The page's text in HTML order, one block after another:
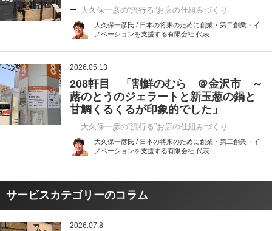
大久保一彦の“流行る”お店の仕組みづくり
大久保一彦氏 / 日本の将来のために創業・第二創業・イ
ノベーションを支援する有限会社 代表
2026.05.13
208軒目 「割鮮のむら ＠金沢市 ～
蕗のとうのジェラートと新玉葱の鍋と
甘鯛くるくるが印象的でした」
大久保一彦の“流行る”お店の仕組みづくり
大久保一彦氏 / 日本の将来のために創業・第二創業・イ
ノベーションを支援する有限会社 代表
サービスカテゴリーのコラム
2026.07.8